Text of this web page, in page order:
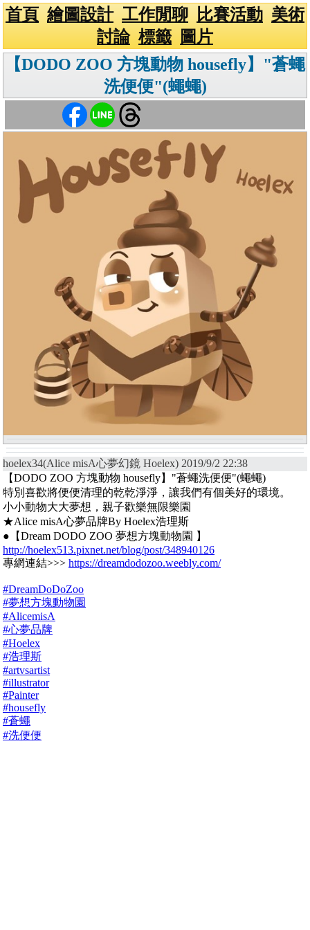
首頁 繪圖設計 工作閒聊 比賽活動 美術
討論 標籤
圖片
【DODO ZOO 方塊動物 housefly】"蒼蠅
洗便便"(蠅蠅)
hoelex34(Alice misA心夢幻鏡 Hoelex) 2019/9/2 22:38
【DODO ZOO 方塊動物 housefly】"蒼蠅洗便便"(蠅蠅)
特別喜歡將便便清理的乾乾淨淨，讓我們有個美好的環境。
小小動物大大夢想，親子歡樂無限樂園
★Alice misA心夢品牌By Hoelex浩理斯
●【Dream DODO ZOO 夢想方塊動物園 】
http://hoelex513.pixnet.net/blog/post/348940126
專網連結>>> https://dreamdodozoo.weebly.com/
#DreamDoDoZoo
#夢想方塊動物園
#AlicemisA
#心夢品牌
#Hoelex
#浩理斯
#artvsartist
#illustrator
#Painter
#housefly
#蒼蠅
#洗便便